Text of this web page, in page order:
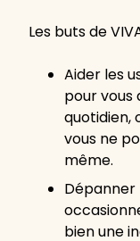
Les buts de
Aider les
pour vous
quotidien,
vous ne
même.
Dépanner
bien une